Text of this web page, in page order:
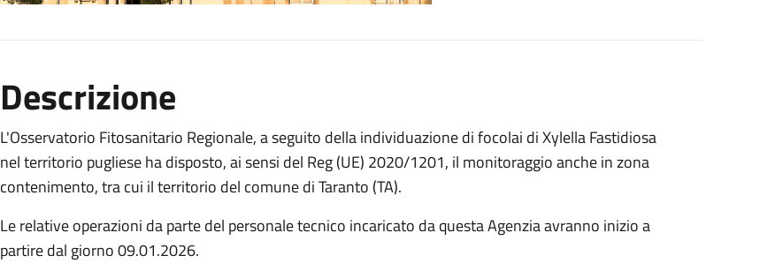
Descrizione
L'Osservatorio Fitosanitario Regionale, a seguito della individuazione di focolai di Xylella Fastidiosa
nel territorio pugliese ha disposto, ai sensi del Reg (UE) 2020/1201, il monitoraggio anche in zona
contenimento, tra cui il territorio del comune di Taranto (TA).
Le relative operazioni da parte del personale tecnico incaricato da questa Agenzia avranno inizio a
partire dal giorno 09.01.2026.